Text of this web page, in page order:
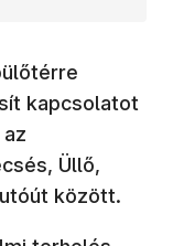
kapcsolatot
Üllő,
között.